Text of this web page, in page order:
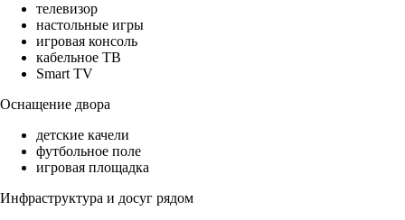
телевизор
настольные игры
игровая консоль
кабельное ТВ
Smart TV
Оснащение двора
детские качели
футбольное поле
игровая площадка
Инфраструктура и досуг рядом